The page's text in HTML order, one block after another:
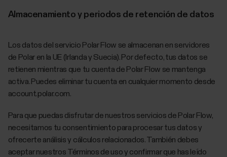
Almacenamiento y periodos de retención de datos
Los datos del servicio Polar Flow se almacenan en servidores
de Polar en la UE (Irlanda y Suecia). Por defecto, tus datos se
retienen mientras que tu cuenta de Polar Flow se mantenga
activa. Puedes eliminar tu cuenta en cualquier momento desde
account.polar.com.
Para que puedas disfrutar de nuestros servicios de Polar Flow,
necesitamos tu consentimiento para procesar tus datos y
ofrecerte análisis y cálculos relacionados. También debes
aceptar nuestros Términos de uso y confirmar que has leído